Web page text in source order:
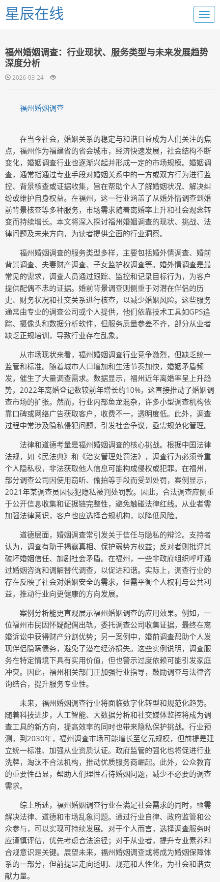
星辰在线
福州婚姻调查：行业现状、服务类型与未来发展趋势
深度分析
2026-03-24
福州婚姻调查
在当今社会，婚姻关系的稳定与和谐日益成为人们关注的焦
点，福州作为福建省的省会城市，经济快速发展，社会结构不断
变化，婚姻调查行业也逐渐兴起并形成一定的市场规模。婚姻调
查，通常指通过专业手段对婚姻关系中的一方或双方行为进行监
控、背景核查或证据收集，旨在帮助个人了解婚姻状况、解决纠
纷或维护自身权益。在福州，这一行业涵盖了从婚外情调查到婚
前背景核查等多种服务，市场需求随着离婚率上升和社会观念转
变而持续增长。本文将深入探讨福州婚姻调查的现状、挑战、法
律问题及未来方向，为读者提供全面的行业洞察。
福州婚姻调查的服务类型多样，主要包括婚外情调查、婚前
背景调查、夫妻财产调查、子女监护权调查等。婚外情调查是最
常见的需求，调查人员通过跟踪、监控和记录目标行为，为客户
提供配偶不忠的证据。婚前背景调查则侧重于对潜在伴侣的历
史、财务状况和社交关系进行核查，以减少婚姻风险。这些服务
通常由专业的调查公司或个人提供，他们依靠技术工具如GPS追
踪、摄像头和数据分析软件，但服务质量参差不齐，部分从业者
缺乏正规培训，导致行业存在乱象。
从市场现状来看，福州婚姻调查行业竞争激烈，但缺乏统一
监管和标准。随着城市人口增加和生活节奏加快，婚姻矛盾频
发，催生了大量调查需求。数据显示，福州近年离婚率呈上升趋
势，2022年离婚登记数较前年增长约10%，这直接推动了婚姻调
查市场的扩张。然而，行业内部鱼龙混杂，许多小型调查机构依
靠口碑或网络广告获取客户，收费不一，透明度低。此外，调查
过程中常涉及隐私侵犯问题，引发社会争议，亟需规范化管理。
法律和道德考量是福州婚姻调查的核心挑战。根据中国法律
法规，如《民法典》和《治安管理处罚法》，调查行为必须尊重
个人隐私权，非法获取他人信息可能构成侵权或犯罪。在福州，
部分调查公司因使用窃听、偷拍等手段而受到处罚，案例显示，
2021年某调查员因侵犯隐私被判处罚款。因此，合法调查应侧重
于公开信息收集和证据链完整性，避免触碰法律红线。从业者需
加强法律意识，客户也应选择合规机构，以降低风险。
道德层面，婚姻调查常引发关于信任与隐私的辩论。支持者
认为，调查有助于揭露真相、保护弱势方权益；反对者则批评其
破坏婚姻信任、加剧社会矛盾。在福州，一些非政府组织呼吁通
过婚姻咨询和调解替代调查，以促进和谐。实际上，调查行业的
存在反映了社会对婚姻安全的需求，但需平衡个人权利与公共利
益，推动行业向更健康的方向发展。
案例分析能更直观展示福州婚姻调查的应用效果。例如，一
位福州市民因怀疑配偶出轨，委托调查公司收集证据，最终在离
婚诉讼中获得财产分割优势；另一案例中，婚前调查帮助个人发
现伴侣隐瞒债务，避免了潜在经济损失。这些实例说明，调查服
务在特定情境下具有实用价值，但也警示过度依赖可能引发家庭
冲突。因此，福州相关部门正加强行业指导，鼓励调查与法律咨
询结合，提升服务专业性。
未来，福州婚姻调查行业将面临数字化转型和规范化趋势。
随着科技进步，人工智能、大数据分析和社交媒体监控将成为调
查工具的新方向，提高效率的同时也带来隐私保护挑战。行业预
测，到2030年，福州调查市场可能增长至亿元规模，但前提是建
立统一标准、加强从业资质认证。政府监管的强化也将促进行业
洗牌，淘汰不合法机构，推动优质服务商崛起。此外，公众教育
的重要性凸显，帮助人们理性看待婚姻问题，减少不必要的调查
需求。
综上所述，福州婚姻调查行业在满足社会需求的同时，亟需
解决法律、道德和市场乱象问题。通过行业自律、政府监管和公
众参与，可以实现可持续发展。对于个人而言，选择调查服务时
应谨慎评估，优先考虑合法途径；对于从业者，提升专业素养和
合规意识是关键。展望未来，福州婚姻调查或将成为婚姻保障体
系的一部分，但前提是走向透明、规范和人性化，为社会和谐贡
献力量。